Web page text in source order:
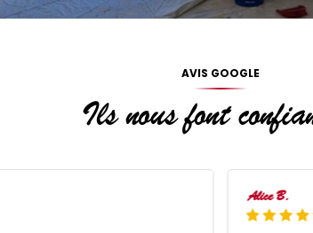
AVIS GOOGLE
Ils nous font
Alice B.